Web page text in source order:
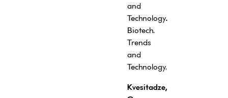
and
Technology.
Biotech.
Trends
and
Technology.
Kvesitadze,